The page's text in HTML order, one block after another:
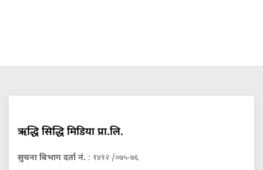
ऋद्धि सिद्धि मिडिया प्रा.लि.
सुचना बिभाग दर्ता नं. : १४१२ /०७५-७६